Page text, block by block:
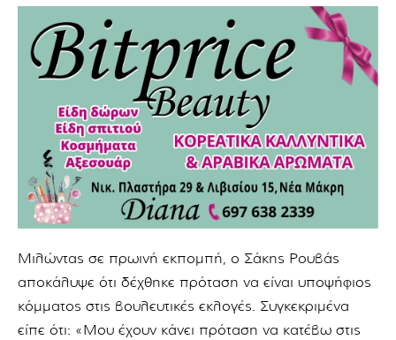
Μιλώντας σε πρωινή εκπομπή, ο Σάκης Ρουβάς
αποκάλυψε ότι δέχθηκε πρόταση να είναι υποψήφιος
κόμματος στις βουλευτικές εκλογές. Συγκεκριμένα
είπε ότι: «Μου έχουν κάνει πρόταση να κατέβω στις